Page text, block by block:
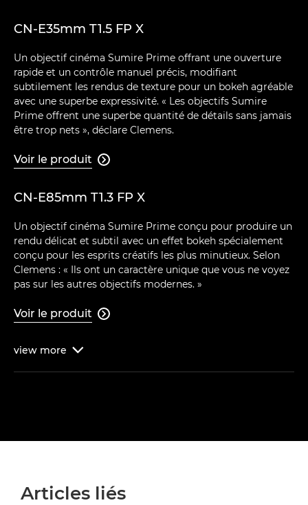
CN-E35mm T1.5 FP X
Un objectif cinéma Sumire Prime offrant une ouverture
rapide et un contrôle manuel précis, modifiant
subtilement les rendus de texture pour un bokeh agréable
avec une superbe expressivité. « Les objectifs Sumire
Prime offrent une superbe quantité de détails sans jamais
être trop nets », déclare Clemens.
Voir le produit 
CN-E85mm T1.3 FP X
Un objectif cinéma Sumire Prime conçu pour produire un
rendu délicat et subtil avec un effet bokeh spécialement
conçu pour les esprits créatifs les plus minutieux. Selon
Clemens : « Ils ont un caractère unique que vous ne voyez
pas sur les autres objectifs modernes. »
Voir le produit 
view more 
Articles liés